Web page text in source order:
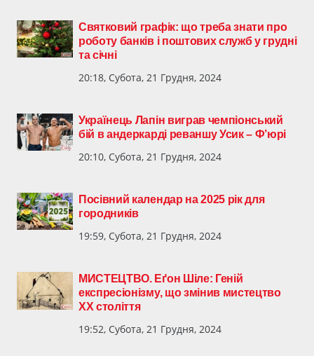
Святковий графік: що треба знати про
роботу банків і поштових служб у грудні
та січні
20:18, Субота, 21 Грудня, 2024
Українець Лапін виграв чемпіонський
бій в андеркарді реваншу Усик – Ф’юрі
20:10, Субота, 21 Грудня, 2024
Посівний календар на 2025 рік для
городників
19:59, Субота, 21 Грудня, 2024
МИСТЕЦТВО. Еґон Шіле: Геній
експресіонізму, що змінив мистецтво
XX століття
19:52, Субота, 21 Грудня, 2024